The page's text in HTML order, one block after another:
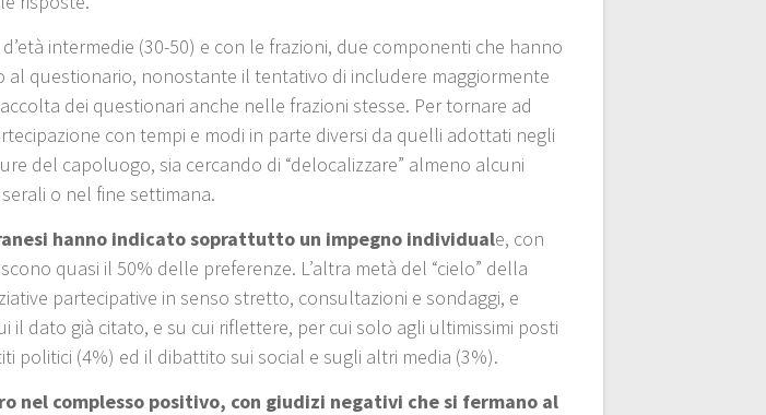
intermedie (30-50) e con le frazioni, due componenti che hanno
questionario, nonostante il tentativo di includere maggiormente
dei questionari anche nelle frazioni stesse. Per tornare ad
con tempi e modi in parte diversi da quelli adottati negli
del capoluogo, sia cercando di “delocalizzare” almeno alcuni
o nel fine settimana.
hanno indicato soprattutto un impegno individuale, con
quasi il 50% delle preferenze. L’altra metà del “cielo” della
partecipative in senso stretto, consultazioni e sondaggi, e
dato già citato, e su cui riflettere, per cui solo agli ultimissimi posti
politici (4%) ed il dibattito sui social e sugli altri media (3%).
complesso positivo, con giudizi negativi che si fermano al